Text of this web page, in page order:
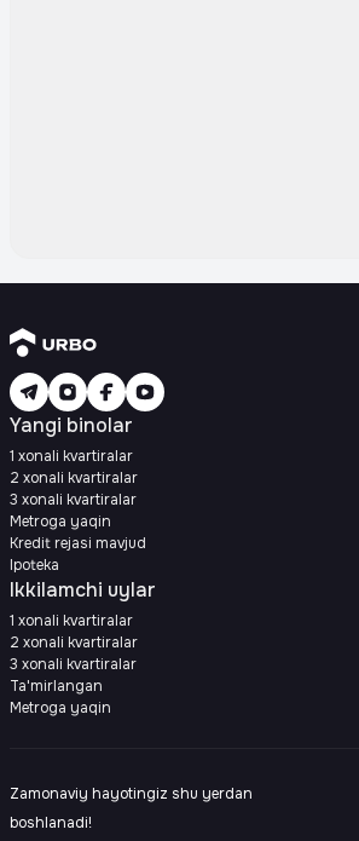
Yangi binolar
1 xonali kvartiralar
2 xonali kvartiralar
3 xonali kvartiralar
Metroga yaqin
Kredit rejasi mavjud
Ipoteka
Ikkilamchi uylar
1 xonali kvartiralar
2 xonali kvartiralar
3 xonali kvartiralar
Ta'mirlangan
Metroga yaqin
Zamonaviy hayotingiz shu yerdan
boshlanadi!